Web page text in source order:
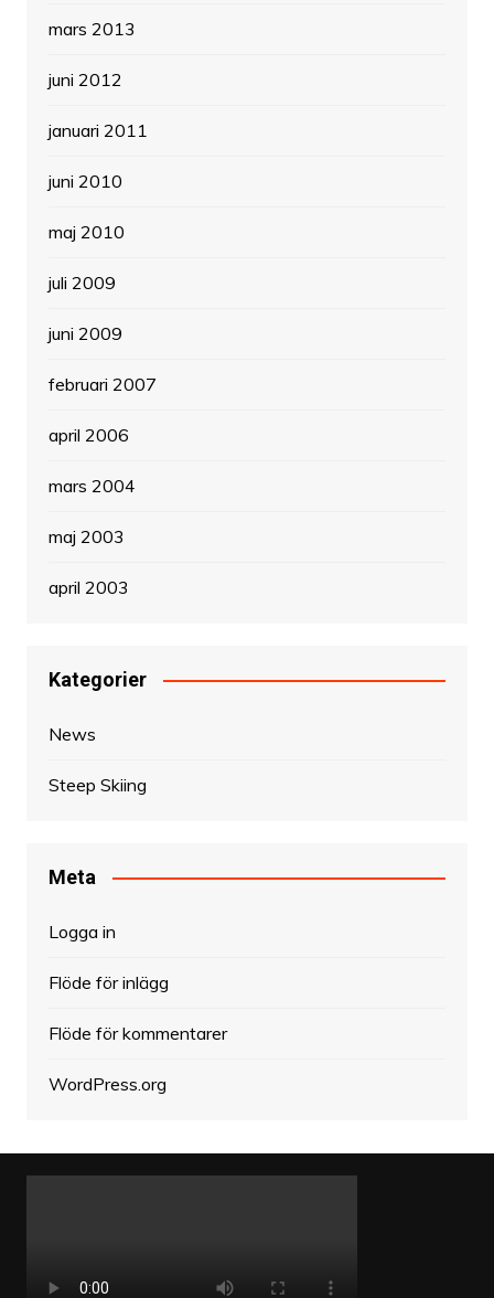
mars 2013
juni 2012
januari 2011
juni 2010
maj 2010
juli 2009
juni 2009
februari 2007
april 2006
mars 2004
maj 2003
april 2003
Kategorier
News
Steep Skiing
Meta
Logga in
Flöde för inlägg
Flöde för kommentarer
WordPress.org